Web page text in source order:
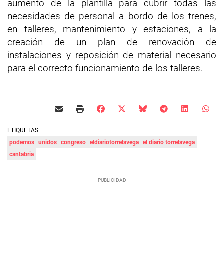
aumento de la plantilla para cubrir todas las
necesidades de personal a bordo de los trenes,
en talleres, mantenimiento y estaciones, a la
creación de un plan de renovación de
instalaciones y reposición de material necesario
para el correcto funcionamiento de los talleres.
ETIQUETAS:
podemos unidos congreso eldiariotorrelavega el diario torrelavega
cantabria